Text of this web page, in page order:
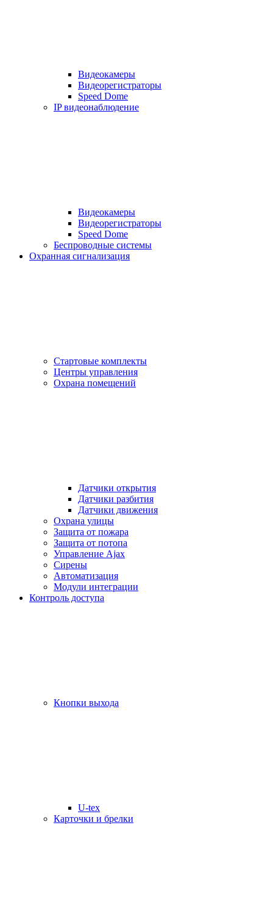
Видеокамеры
Видеорегистраторы
Speed Dome
IP видеонаблюдение
Видеокамеры
Видеорегистраторы
Speed Dome
Беспроводные системы
Охранная сигнализация
Стартовые комплекты
Центры управления
Охрана помещений
Датчики открытия
Датчики разбития
Датчики движения
Охрана улицы
Защита от пожара
Защита от потопа
Управление Ajax
Сирены
Автоматизация
Модули интеграции
Контроль доступа
Кнопки выхода
U-tex
Карточки и брелки